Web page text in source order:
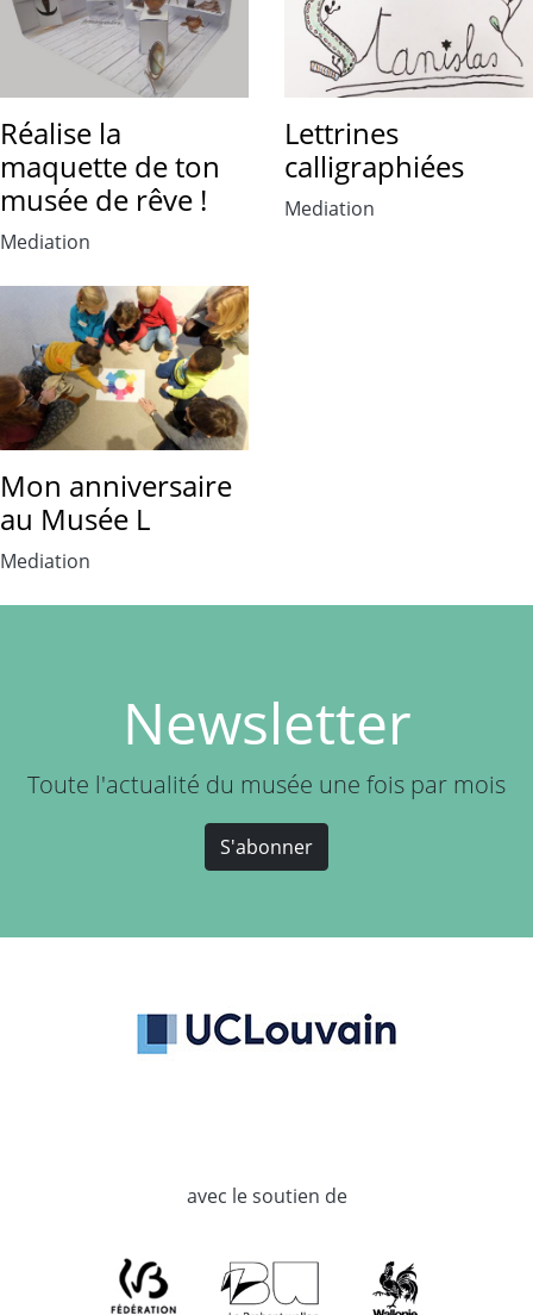
Réalise la
maquette de ton
musée de rêve !
Mediation
Lettrines
calligraphiées
Mediation
Mon anniversaire
au Musée L
Mediation
Newsletter
Toute l'actualité du musée une fois par mois
S'abonner
avec le soutien de